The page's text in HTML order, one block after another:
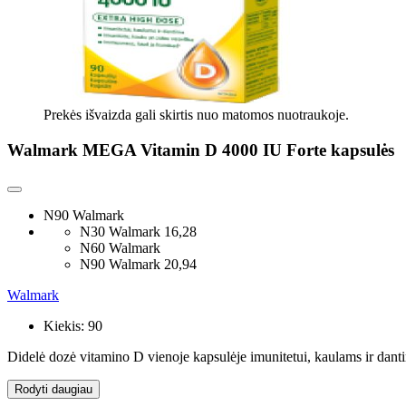
Prekės išvaizda gali skirtis nuo matomos nuotraukoje.
Walmark MEGA Vitamin D 4000 IU Forte kapsulės
N90 Walmark
N30 Walmark 16,28
N60 Walmark
N90 Walmark 20,94
Walmark
Kiekis: 90
Didelė dozė vitamino D vienoje kapsulėje imunitetui, kaulams ir
Rodyti daugiau